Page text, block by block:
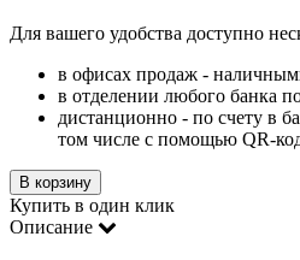
Для вашего удобства доступно
в офисах продаж -
в отделении любого банка
дистанционно - по счету в
том числе с помощью QR-
В корзину
Купить в один клик
Описание